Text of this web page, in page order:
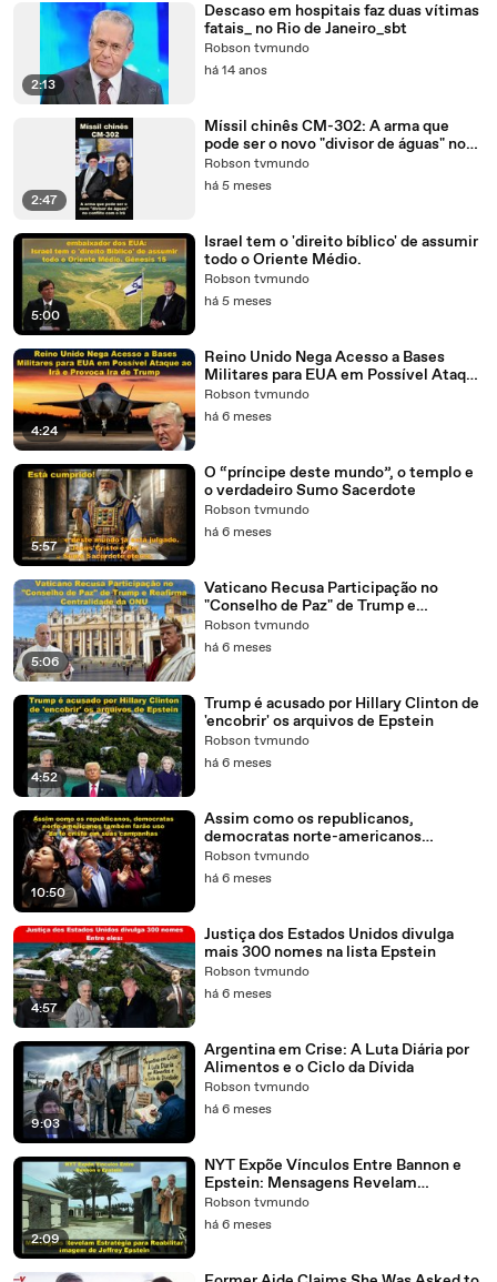
2:13
Descaso em hospitais faz duas vítimas
fatais_ no Rio de Janeiro_sbt
Robson tvmundo
há 14 anos
2:47
Míssil chinês CM-302: A arma que
pode ser o novo "divisor de águas" no
conflito com o Irã.
Robson tvmundo
há 5 meses
5:00
Israel tem o 'direito bíblico' de assumir
todo o Oriente Médio.
Robson tvmundo
há 5 meses
4:24
Reino Unido Nega Acesso a Bases
Militares para EUA em Possível Ataque
ao Irã e Provoca Ira de Trump.
Robson tvmundo
há 6 meses
5:57
O “príncipe deste mundo”, o templo e
o verdadeiro Sumo Sacerdote
Robson tvmundo
há 6 meses
5:06
Vaticano Recusa Participação no
"Conselho de Paz" de Trump e
Reafirma Centralidade da ONU
Robson tvmundo
há 6 meses
4:52
Trump é acusado por Hillary Clinton de
'encobrir' os arquivos de Epstein
Robson tvmundo
há 6 meses
10:50
Assim como os republicanos,
democratas norte-americanos
também fazem uso da fé cristã em
suas campanhas
Robson tvmundo
há 6 meses
4:57
Justiça dos Estados Unidos divulga
mais 300 nomes na lista Epstein
Robson tvmundo
há 6 meses
9:03
Argentina em Crise: A Luta Diária por
Alimentos e o Ciclo da Dívida
Robson tvmundo
há 6 meses
2:09
NYT Expõe Vínculos Entre Bannon e
Epstein: Mensagens Revelam
Estratégia para Reabilitar Imagem
Robson tvmundo
há 6 meses